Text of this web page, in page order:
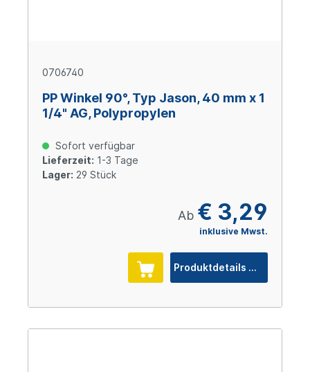
0706740
PP Winkel 90°, Typ Jason, 40 mm x 1
1/4" AG, Polypropylen
Sofort verfügbar
Lieferzeit: 1-3 Tage
Lager: 29 Stück
Ab € 3,29
inklusive Mwst.
Produktdetails